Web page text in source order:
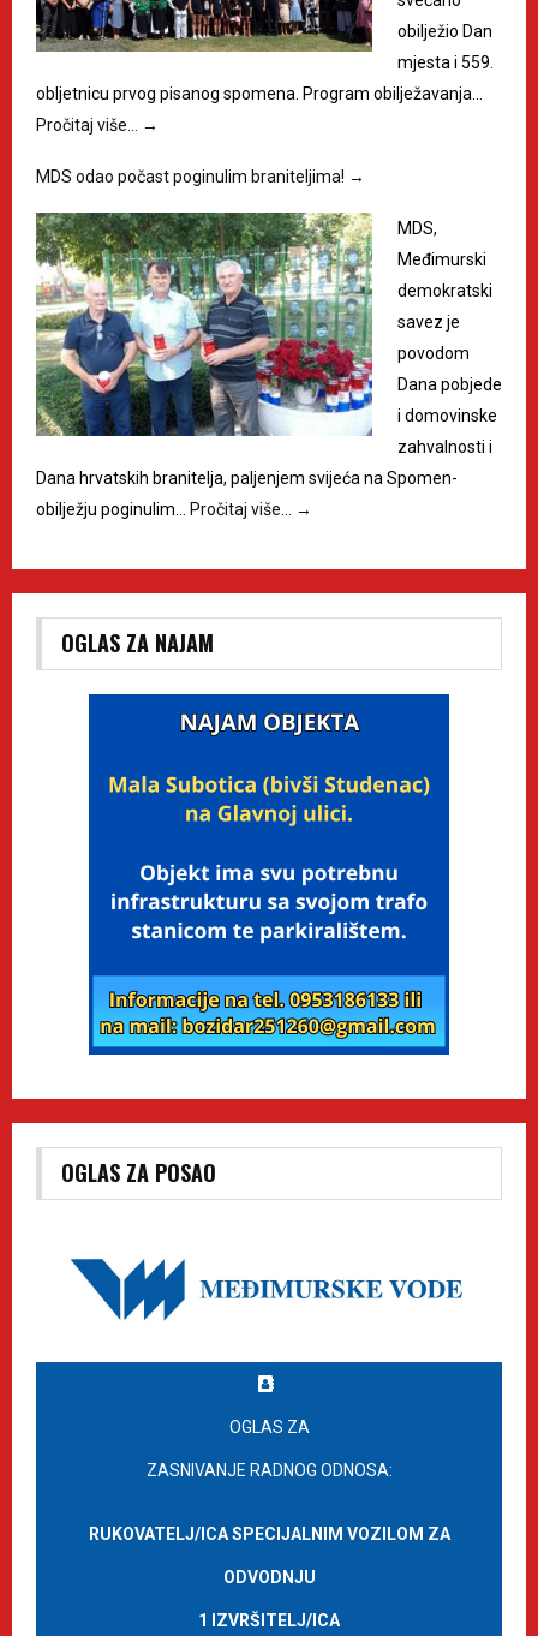
obilježio Dan
mjesta i 559.
obljetnicu prvog pisanog spomena. Program obilježavanja…
Pročitaj više…
→
MDS odao počast poginulim braniteljima! →
MDS,
Međimurski
demokratski
savez je
povodom
Dana pobjede
i domovinske
zahvalnosti i
Dana hrvatskih branitelja, paljenjem svijeća na Spomen-
obilježju poginulim… Pročitaj više… →
OGLAS ZA NAJAM
OGLAS ZA POSAO
OGLAS ZA
ZASNIVANJE RADNOG ODNOSA:
RUKOVATELJ/ICA SPECIJALNIM VOZILOM ZA
ODVODNJU
1 IZVRŠITELJ/ICA